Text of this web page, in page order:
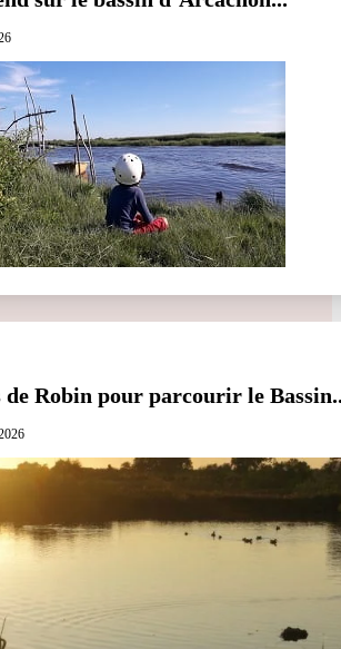
de Robin pour parcourir le